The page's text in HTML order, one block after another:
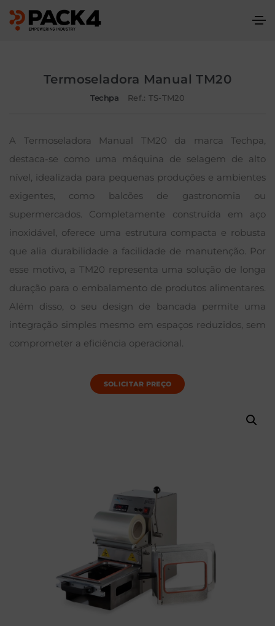
Termoseladora Manual TM20
Techpa Ref.: TS-TM20
A Termoseladora Manual TM20 da marca Techpa,
destaca-se como uma máquina de selagem de alto
nível, idealizada para pequenas produções e ambientes
exigentes, como balcões de gastronomia ou
supermercados. Completamente construída em aço
inoxidável, oferece uma estrutura compacta e robusta
que alia durabilidade a facilidade de manutenção. Por
esse motivo, a TM20 representa uma solução de longa
duração para o embalamento de produtos alimentares.
Além disso, o seu design de bancada permite uma
integração simples mesmo em espaços reduzidos, sem
comprometer a eficiência operacional.
SOLICITAR PREÇO